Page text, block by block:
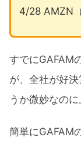
4/28 AMZN
すでにGAFAM
が、全社が好
うか微妙なの
簡単にGAFAM